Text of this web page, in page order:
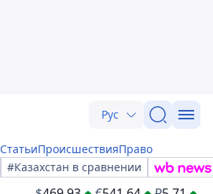
Рус
СтатьиПроисшествияПраво
#Казахстан в сравнении